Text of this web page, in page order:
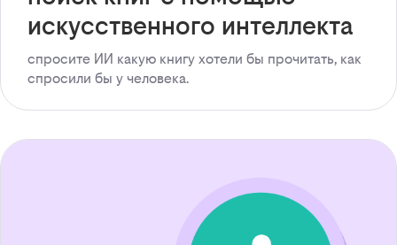
искусственного интеллекта
спросите ИИ какую книгу хотели бы прочитать, как
спросили бы у человека.